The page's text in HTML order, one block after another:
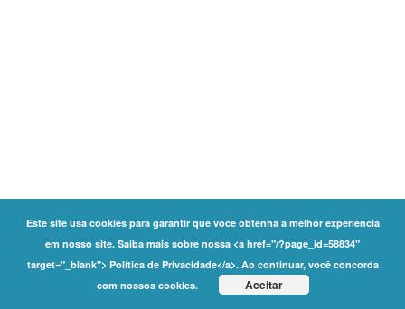
Este site usa cookies para garantir que você obtenha a melhor experiência
em nosso site. Saiba mais sobre nossa <a href="/?page_id=58834"
target="_blank"> Política de Privacidade</a>. Ao continuar, você concorda
com nossos cookies.
Aceitar